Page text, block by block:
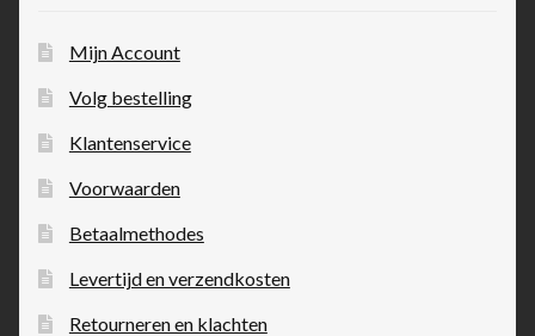
Mijn Account
Volg bestelling
Klantenservice
Voorwaarden
Betaalmethodes
Levertijd en verzendkosten
Retourneren en klachten